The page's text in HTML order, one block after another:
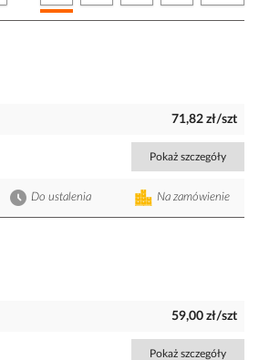
71,82 zł/szt
Pokaż szczegóły
Na zamówienie
Do ustalenia
59,00 zł/szt
Pokaż szczegóły